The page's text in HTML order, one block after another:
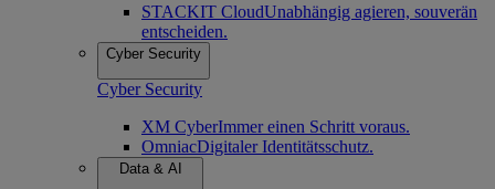
STACKIT CloudUnabhängig agieren, souverän
entscheiden.
Cyber Security
Cyber Security
XM CyberImmer einen Schritt voraus.
OmniacDigitaler Identitätsschutz.
Data & AI